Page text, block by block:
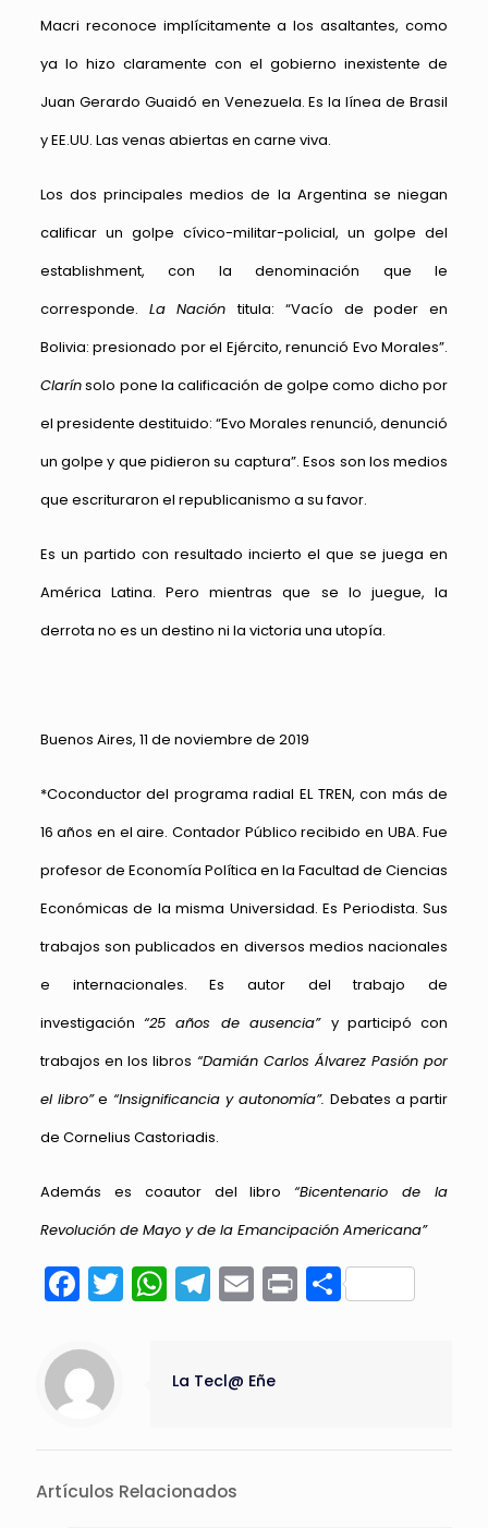
Macri reconoce implícitamente a los asaltantes, como
ya lo hizo claramente con el gobierno inexistente de
Juan Gerardo Guaidó en Venezuela. Es la línea de Brasil
y EE.UU. Las venas abiertas en carne viva.
Los dos principales medios de la Argentina se niegan
calificar un golpe cívico-militar-policial, un golpe del
establishment, con la denominación que le
corresponde. La Nacióntitula: “Vacío de poder en
Bolivia: presionado por el Ejército, renunció Evo Morales”.
Clarínsolo pone la calificación de golpe como dicho por
el presidente destituido: “Evo Morales renunció, denunció
un golpe y que pidieron su captura”. Esos son los medios
que escrituraron el republicanismo a su favor.
Es un partido con resultado incierto el que se juega en
América Latina. Pero mientras que se lo juegue, la
derrota no es un destino ni la victoria una utopía.
Buenos Aires, 11 de noviembre de 2019
*Coconductor del programa radial EL TREN, con más de
16 años en el aire. Contador Público recibido en UBA. Fue
profesor de Economía Política en la Facultad de Ciencias
Económicas de la misma Universidad. Es Periodista. Sus
trabajos son publicados en diversos medios nacionales
e internacionales. Es autor del trabajo de
investigación“25 años de ausencia” y participó con
trabajos en los libros “Damián Carlos Álvarez Pasión por
el libro”e “Insignificancia y autonomía”. Debates a partir
de Cornelius Castoriadis.
Además es coautor del libro“Bicentenario de la
Revolución de Mayo y de la Emancipación Americana”
Facebook
Twitter
WhatsApp
Telegram
Email
Print
La Tecl@ Eñe
Artículos Relacionados